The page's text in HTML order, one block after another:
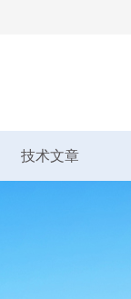
技术文章